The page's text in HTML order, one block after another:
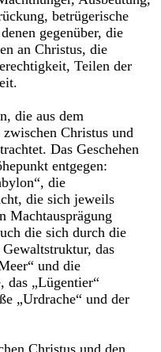
betrügerische
gegenüber, die
an Christus, die
Teilen der
die aus dem
Christus und
Das Geschehen
entgegen:
die
die sich jeweils
Machtausprägung
die sich durch die
das
und die
das „Lügentier“
„Urdrache“ und der
Christus und den